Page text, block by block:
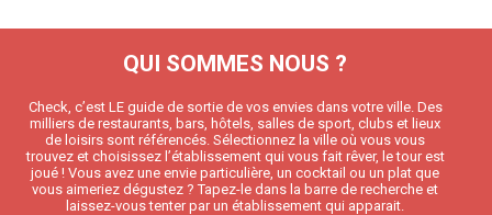
QUI SOMMES NOUS ?
Check, c’est LE guide de sortie de vos envies dans votre ville. Des
milliers de restaurants, bars, hôtels, salles de sport, clubs et lieux
de loisirs sont référencés. Sélectionnez la ville où vous vous
trouvez et choisissez l’établissement qui vous fait rêver, le tour est
joué ! Vous avez une envie particulière, un cocktail ou un plat que
vous aimeriez dégustez ? Tapez-le dans la barre de recherche et
laissez-vous tenter par un établissement qui apparait.